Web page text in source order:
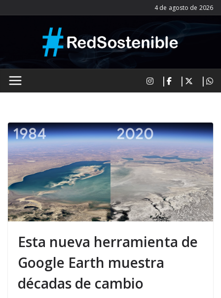
al
4 de agosto de 2026
Esta nueva herramienta de
Google Earth muestra
décadas de cambio